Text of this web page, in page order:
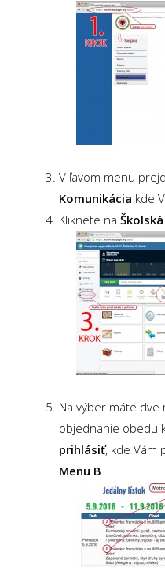
V ľavom menu
Komunikácia kde
Kliknete na
Na výber máte dve
objednanie obedu
prihlásiť, kde Vám
Menu B